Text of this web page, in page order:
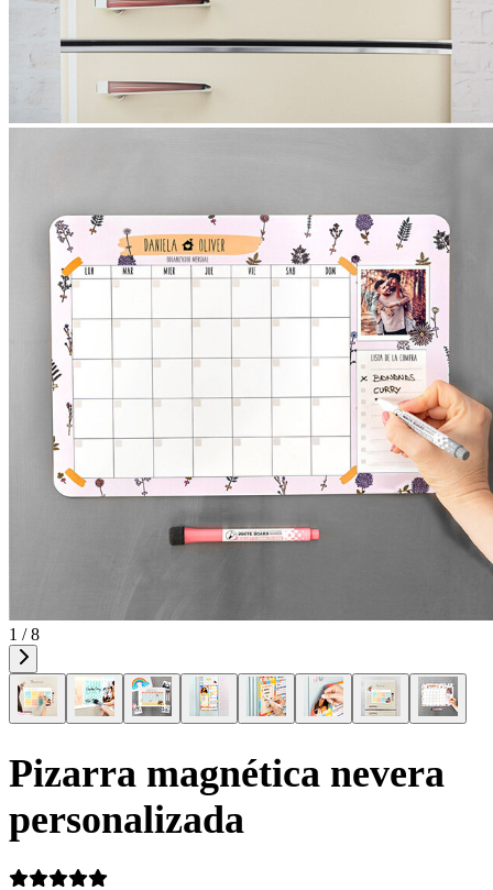
1 / 8
Pizarra magnética nevera
personalizada